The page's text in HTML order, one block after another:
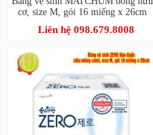
cơ, size M, gói 16 miếng x 26cm
Liên hệ 098.679.8008